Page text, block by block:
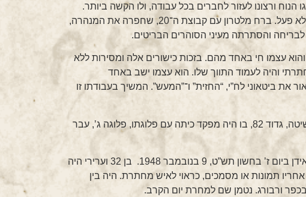
ורצונו לעזור לחברים בכל עבודה, ולו הקשה ביותר.
היה בעל “ידי זהב”, תיקן כל מכשיר, או חלק ממנו שלא פעל. ברח מלטרון עם קבוצת ה־20, שחפרה את המנהרה,
והסתרתה מעיני הסוהרים הבריטים.
עצמו חי באחד מהם. בזכות כישורים אלה ומסירות ללא
והיה לעמוד התווך שלו. הוא עצמו ישב באחד
את ביטאוני לח”י, “החזית” ו־”המעש”. המשיך בעבודתו זו
עם הצטרפות לח”י לצה”ל, הצטרף לגדוד שיריון ופשיטה, גדוד 82, בו היה מפקד כיתה עם פלוגתו, פלוגה ג’, עבר
נפל בפעולת־הסחה, בעת כיבוש מצודת עיראק־סואידן ביום ז’ בחשון תש”ט, 9 בנובמבר 1948. בן 32 וערירי היה
תמונות או מסמכים, כראוי לאיש מחתרת. היה בין
ורבורג. נטמן שם למחרת יום הקרב.